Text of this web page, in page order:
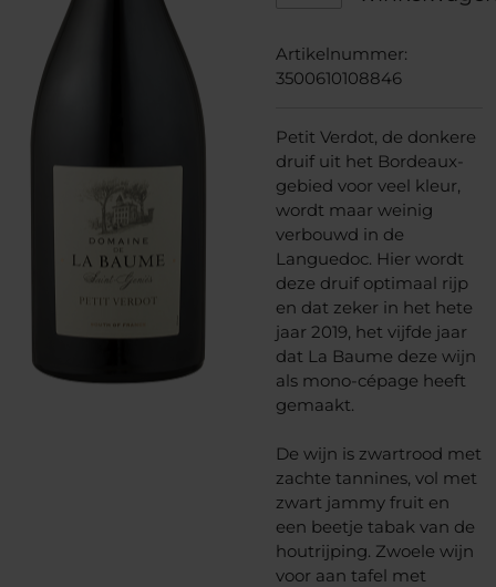
Artikelnummer:
3500610108846
Petit Verdot, de donkere
druif uit het Bordeaux-
gebied voor veel kleur,
wordt maar weinig
verbouwd in de
Languedoc. Hier wordt
deze druif optimaal rijp
en dat zeker in het hete
jaar 2019, het vijfde jaar
dat La Baume deze wijn
als mono-cépage heeft
gemaakt.
De wijn is zwartrood met
zachte tannines, vol met
zwart jammy fruit en
een beetje tabak van de
houtrijping. Zwoele wijn
voor aan tafel met